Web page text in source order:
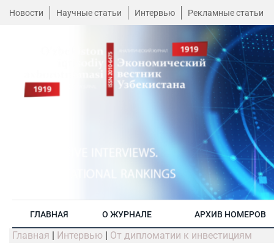
Новости Научные статьи Интервью Рекламные статьи
ГЛАВНАЯ О ЖУРНАЛЕ АРХИВ НОМЕРОВ
Главная | Интервью | От дипломатии к инвестициям